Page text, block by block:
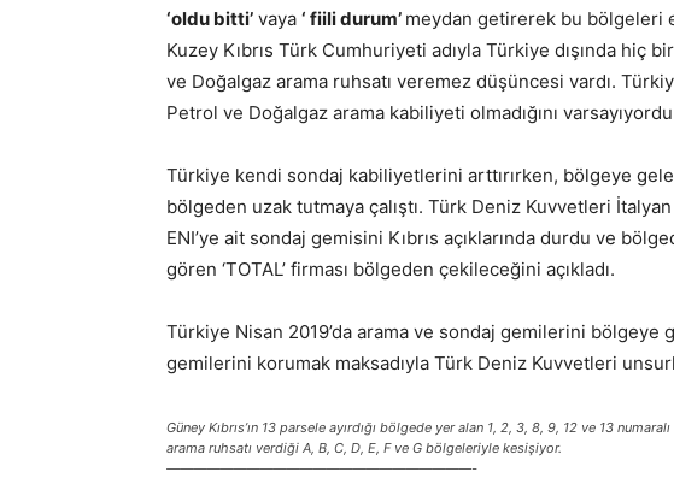
‘oldu bitti’ vaya ‘ fiili durum’ meydan getirerek bu bölgeleri
Kuzey Kıbrıs Türk Cumhuriyeti adıyla Türkiye dışında hiç
ve Doğalgaz arama ruhsatı veremez düşüncesi vardı.
Petrol ve Doğalgaz arama kabiliyeti olmadığını
Türkiye kendi sondaj kabiliyetlerini arttırırken, bölgeye
bölgeden uzak tutmaya çalıştı. Türk Deniz Kuvvetleri
ENI’ye ait sondaj gemisini Kıbrıs açıklarında durdu ve
gören ‘TOTAL’ firması bölgeden çekileceğini açıkladı.
Türkiye Nisan 2019’da arama ve sondaj gemilerini bölgeye
gemilerini korumak maksadıyla Türk Deniz Kuvvetleri
Güney Kıbrıs’ın 13 parsele ayırdığı bölgede yer alan 1, 2, 3, 8, 9, 12 ve 13
arama ruhsatı verdiği A, B, C, D, E, F ve G bölgeleriyle kesişiyor.
———————————————————————-